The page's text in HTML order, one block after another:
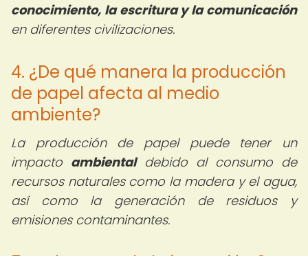
conocimiento, la escritura y la comunicación
en diferentes civilizaciones.
4. ¿De qué manera la producción
de papel afecta al medio
ambiente?
La producción de papel puede tener un
impacto ambientaldebido al consumo de
recursos naturales como la madera y el agua,
así como la generación de residuos y
emisiones contaminantes.